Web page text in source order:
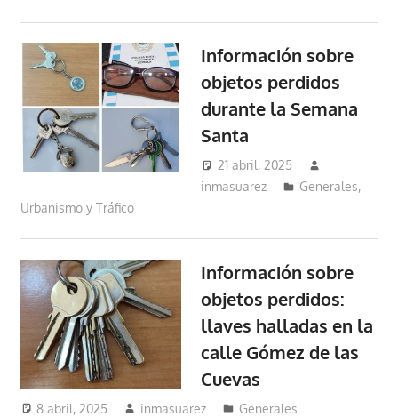
Información sobre
objetos perdidos
durante la Semana
Santa
21 abril, 2025
inmasuarez
Generales,
Urbanismo y Tráfico
Información sobre
objetos perdidos:
llaves halladas en la
calle Gómez de las
Cuevas
8 abril, 2025 inmasuarez Generales